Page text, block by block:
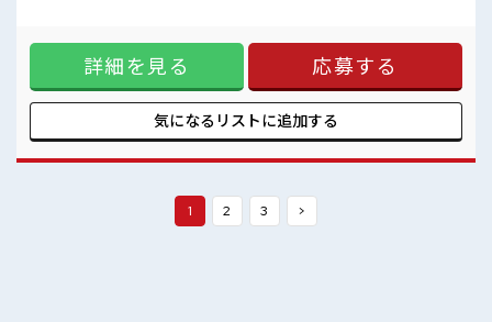
持ち物が多いあなたにもぴったり☆
ロッカー付き職場♪
ト、プロテイン ■お仕事PR ≪自分の時間も大切≫ 残業はほと
んどナシ！ 場合によってはお願いすることもあります♪ ≪週
休2日制≫ 週末は家族や友人と一緒にプライベート満喫！ ≪
モチベーションもUP≫ 派手過ぎなければ髪型や髪色自由♪
(規定有)≪動きやすい制服アリ≫ 制服があるので、 毎日の服
装の悩み解消♪ ≪未経験の方も大カンゲイ≫ 新しいことにチ
ます！ イチからスキルUP・ステップUP目指していきましょ
ーOK！ 休憩室で楽しくおしゃべり！ ストレス解消☆ 持ち物
が多いあなたにもぴったり☆ ロッカー付き職場♪
詳細を見る 応募する
気になるリストに追加する
1 2 3 >